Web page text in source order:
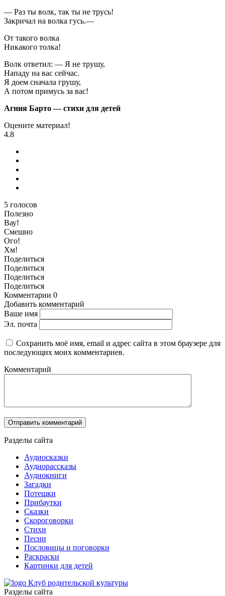
— Раз ты волк, так ты не трусь!
Закричал на волка гусь.—
От такого волка
Никакого толка!
Волк ответил: — Я не трушу,
Нападу на вас сейчас.
Я доем сначала грушу,
А потом примусь за вас!
Агния Барто — стихи для детей
Оцените материал!
4.8
5 голосов
Полезно
Вау!
Смешно
Ого!
Хм!
Поделиться
Поделиться
Поделиться
Поделиться
Комментарии 0
Добавить комментарий
Ваше имя
Эл. почта
Сохранить моё имя, email и адрес сайта в этом браузере для
последующих моих комментариев.
Комментарий
Разделы сайта
Аудиосказки
Аудиорассказы
Аудиокниги
Загадки
Потешки
Прибаутки
Сказки
Скороговорки
Стихи
Песни
Пословицы и поговорки
Раскраски
Картинки для детей
Клуб родительской культуры
Разделы сайта